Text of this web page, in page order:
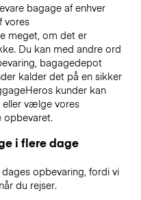
bagage af enhver
vores
meget, om det er
Du kan med andre ord
bagagedepot
kalder det på en sikker
kunder kan
vælge vores
opbevaret.
i flere dage
opbevaring, fordi vi
du rejser.